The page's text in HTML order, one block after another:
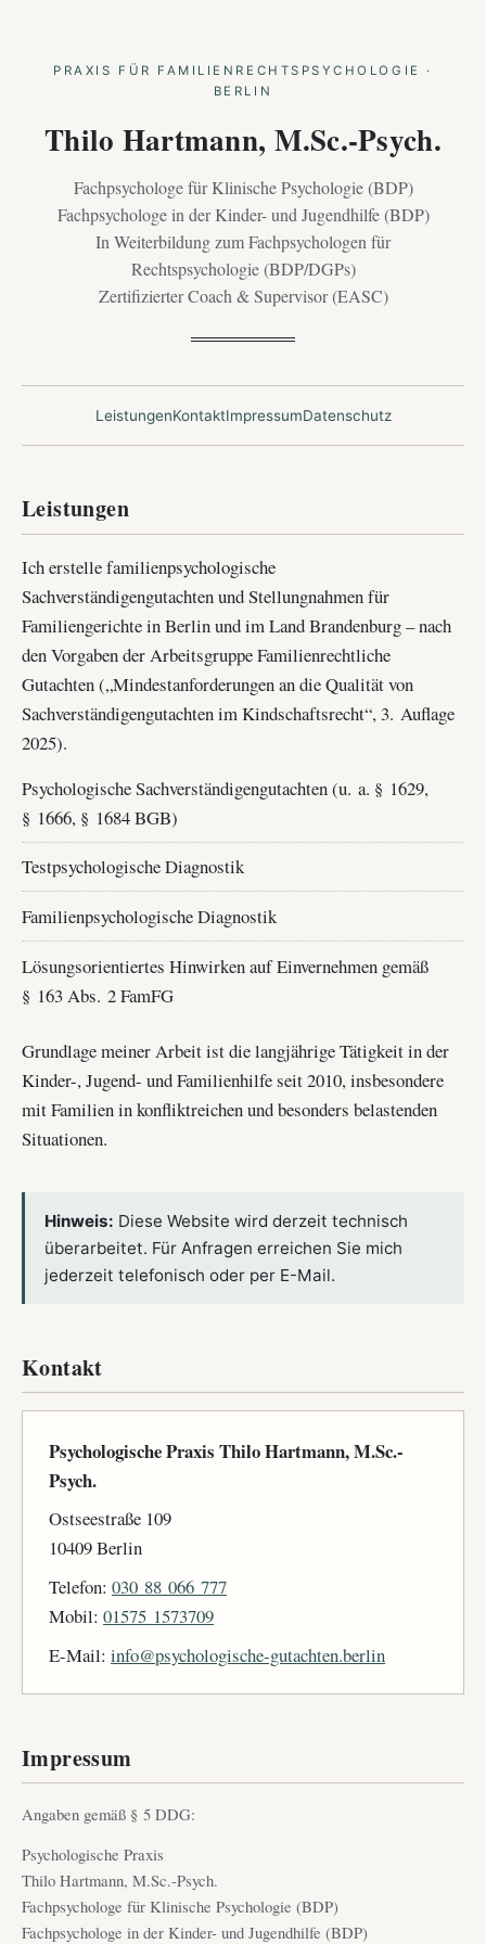
PRAXIS FÜR FAMILIENRECHTSPSYCHOLOGIE ·
BERLIN
Thilo Hartmann, M.Sc.-Psych.
Fachpsychologe für Klinische Psychologie (BDP)
Fachpsychologe in der Kinder- und Jugendhilfe (BDP)
In Weiterbildung zum Fachpsychologen für
Rechtspsychologie (BDP/DGPs)
Zertifizierter Coach & Supervisor (EASC)
LeistungenKontaktImpressumDatenschutz
Leistungen
Ich erstelle familienpsychologische
Sachverständigengutachten und Stellungnahmen für
Familiengerichte in Berlin und im Land Brandenburg – nach
den Vorgaben der Arbeitsgruppe Familienrechtliche
Gutachten („Mindestanforderungen an die Qualität von
Sachverständigengutachten im Kindschaftsrecht“, 3. Auflage
2025).
Psychologische Sachverständigengutachten (u. a. § 1629,
§ 1666, § 1684 BGB)
Testpsychologische Diagnostik
Familienpsychologische Diagnostik
Lösungsorientiertes Hinwirken auf Einvernehmen gemäß
§ 163 Abs. 2 FamFG
Grundlage meiner Arbeit ist die langjährige Tätigkeit in der
Kinder-, Jugend- und Familienhilfe seit 2010, insbesondere
mit Familien in konfliktreichen und besonders belastenden
Situationen.
Hinweis: Diese Website wird derzeit technisch
überarbeitet. Für Anfragen erreichen Sie mich
jederzeit telefonisch oder per E-Mail.
Kontakt
Psychologische Praxis Thilo Hartmann, M.Sc.-
Psych.
Ostseestraße 109
10409 Berlin
Telefon: 030 88 066 777
Mobil: 01575 1573709
E-Mail: info@psychologische-gutachten.berlin
Impressum
Angaben gemäß § 5 DDG:
Psychologische Praxis
Thilo Hartmann, M.Sc.-Psych.
Fachpsychologe für Klinische Psychologie (BDP)
Fachpsychologe in der Kinder- und Jugendhilfe (BDP)